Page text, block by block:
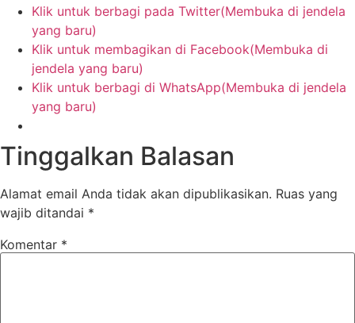
Klik untuk berbagi pada Twitter(Membuka di jendela
yang baru)
Klik untuk membagikan di Facebook(Membuka di
jendela yang baru)
Klik untuk berbagi di WhatsApp(Membuka di jendela
yang baru)
Tinggalkan Balasan
Alamat email Anda tidak akan dipublikasikan. Ruas yang
wajib ditandai *
Komentar *